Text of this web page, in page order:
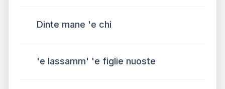
Dinte mane 'e chi
'e lassamm' 'e figlie nuoste